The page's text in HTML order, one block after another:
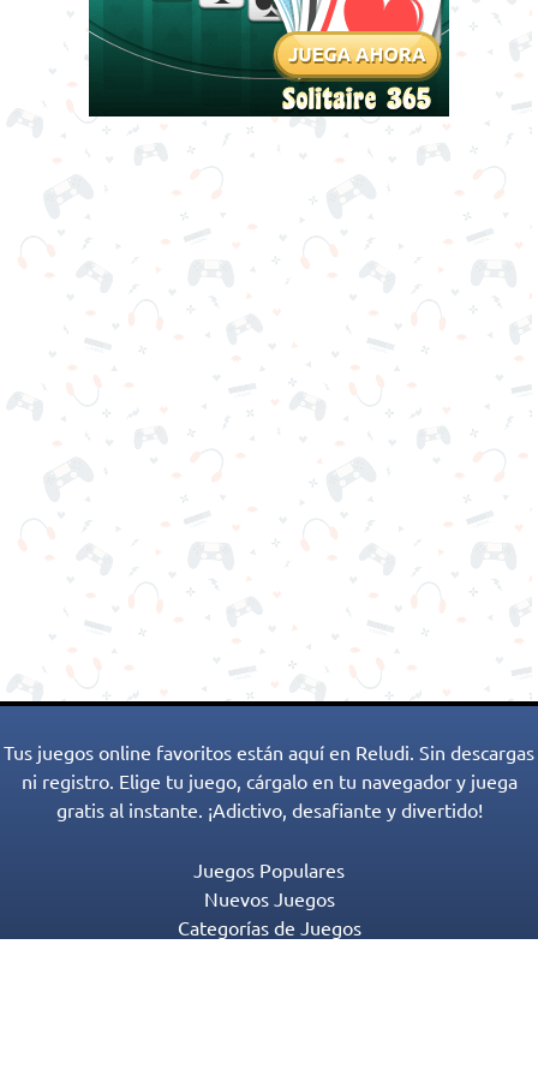
Tus juegos online favoritos están aquí en Reludi. Sin descargas
ni registro. Elige tu juego, cárgalo en tu navegador y juega
gratis al instante. ¡Adictivo, desafiante y divertido!
Juegos Populares
Nuevos Juegos
Categorías de Juegos